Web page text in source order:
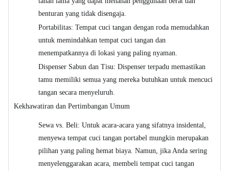
benturan yang tidak disengaja.
Portabilitas: Tempat cuci tangan dengan roda memudahkan
untuk memindahkan tempat cuci tangan dan
menempatkannya di lokasi yang paling nyaman.
Dispenser Sabun dan Tisu: Dispenser terpadu memastikan
tamu memiliki semua yang mereka butuhkan untuk mencuci
tangan secara menyeluruh.
Kekhawatiran dan Pertimbangan Umum
Sewa vs. Beli: Untuk acara-acara yang sifatnya insidental,
menyewa tempat cuci tangan portabel mungkin merupakan
pilihan yang paling hemat biaya. Namun, jika Anda sering
menyelenggarakan acara, membeli tempat cuci tangan